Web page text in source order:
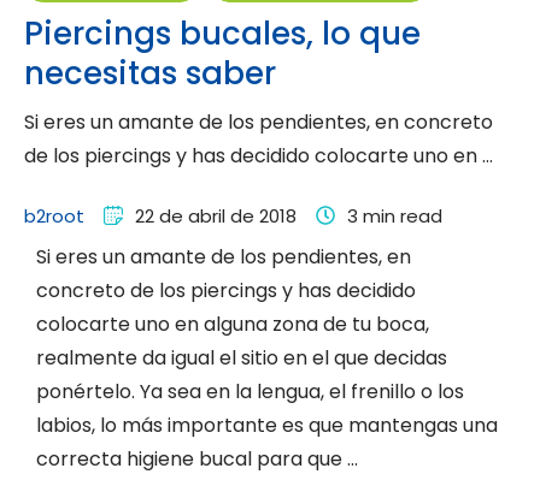
Piercings bucales, lo que
necesitas saber
Si eres un amante de los pendientes, en concreto
de los piercings y has decidido colocarte uno en …
b2root 22 de abril de 2018 3 min read
Si eres un amante de los pendientes, en
concreto de los piercings y has decidido
colocarte uno en alguna zona de tu boca,
realmente da igual el sitio en el que decidas
ponértelo. Ya sea en la lengua, el frenillo o los
labios, lo más importante es que mantengas una
correcta higiene bucal para que …